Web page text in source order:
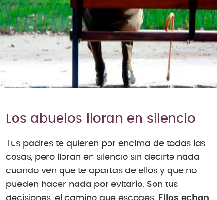
Los abuelos lloran en silencio
Tus padres te quieren por encima de todas las
cosas, pero lloran en silencio sin decirte nada
cuando ven que te apartas de ellos y que no
pueden hacer nada por evitarlo. Son tus
decisiones, el camino que escoges. Ellos echan